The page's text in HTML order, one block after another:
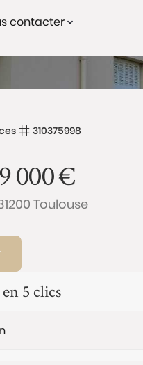
contacter
310375998
000€
Toulouse
5 clics